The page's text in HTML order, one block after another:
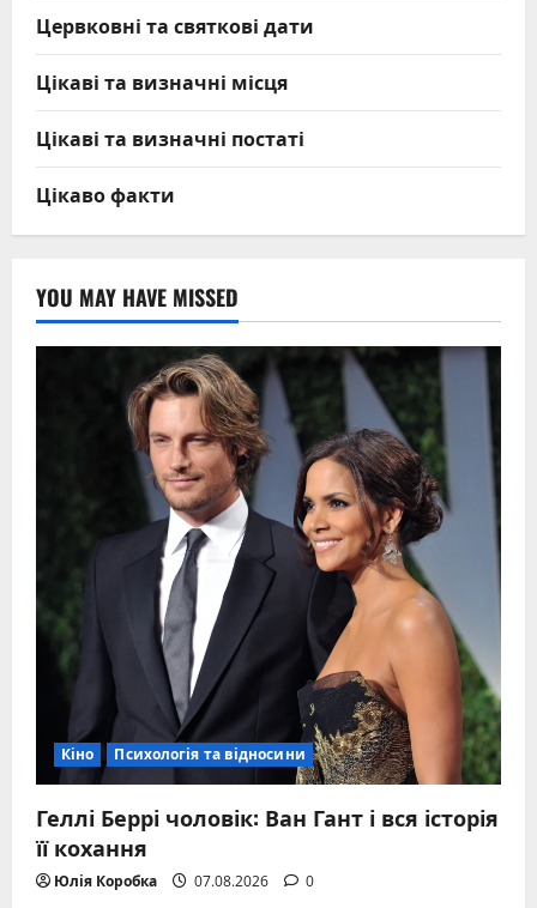
Цервковні та святкові дати
Цікаві та визначні місця
Цікаві та визначні постаті
Цікаво факти
YOU MAY HAVE MISSED
Кіно Психологія та відносини
Геллі Беррі чоловік: Ван Гант і вся історія
її кохання
Юлія Коробка 07.08.2026 0